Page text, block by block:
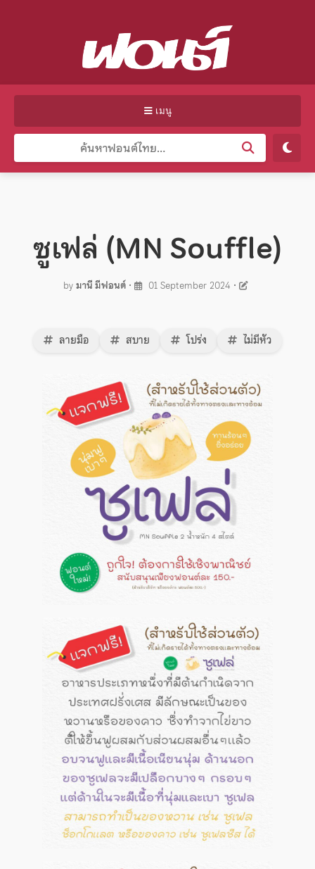
เมนู
ซูเฟล่ (MN Souffle)
byมานี มีฟอนต์ • 01 September 2024 •
ลายมือ สบาย โปร่ง ไม่มีหัว